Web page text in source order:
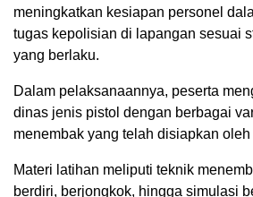
meningkatkan kesiapan personel
tugas kepolisian di lapangan sesuai
yang berlaku.
Dalam pelaksanaannya, peserta
dinas jenis pistol dengan berbagai
menembak yang telah disiapkan oleh
Materi latihan meliputi teknik
berdiri, berjongkok, hingga simulasi